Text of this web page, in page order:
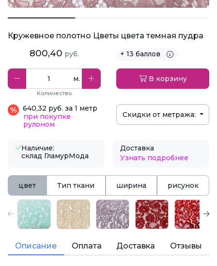
Кружевное полотно Цветы цвета темная пудра
800,40 руб. + 13 баллов
м.
Количество
В корзину
640,32 руб. за 1 метр
при покупке
рулоном
Скидки от метража:
Наличие:
склад ГламурМода
Доставка
Узнать подробнее
цвет Тип ткани ширина рисунок
Описание Оплата Доставка Отзывы